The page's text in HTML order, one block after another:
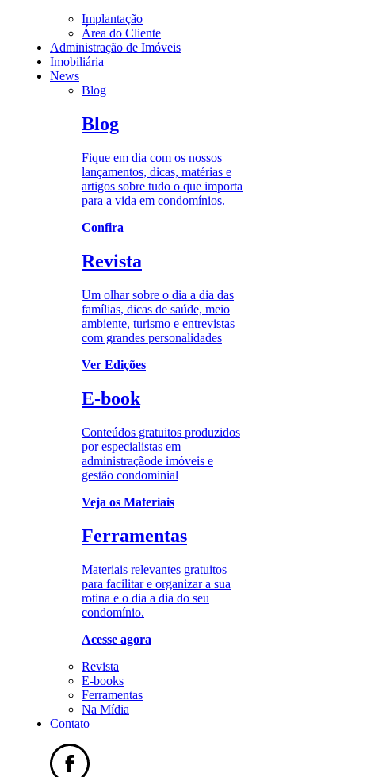
Implantação
Área do Cliente
Administração de Imóveis
Imobiliária
News
Blog
Blog
Fique em dia com os nossos
lançamentos, dicas, matérias e
artigos sobre tudo o que importa
para a vida em condomínios.
Confira
Revista
Um olhar sobre o dia a dia das
famílias, dicas de saúde, meio
ambiente, turismo e entrevistas
com grandes personalidades
Ver Edições
E-book
Conteúdos gratuitos produzidos
por especialistas em
administraçãode imóveis e
gestão condominial
Veja os Materiais
Ferramentas
Materiais relevantes gratuitos
para facilitar e organizar a sua
rotina e o dia a dia do seu
condomínio.
Acesse agora
Revista
E-books
Ferramentas
Na Mídia
Contato